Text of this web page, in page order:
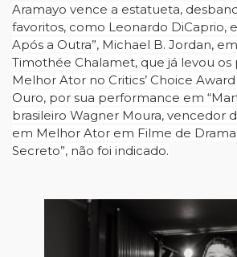
Aramayo vence a estatueta,
favoritos, como Leonardo DiCaprio,
Após a Outra”, Michael B. Jordan,
Timothée Chalamet, que já levou os
Melhor Ator no Critics’ Choice
Ouro, por sua performance em
brasileiro Wagner Moura, vencedor
em Melhor Ator em Filme de
Secreto”, não foi indicado.